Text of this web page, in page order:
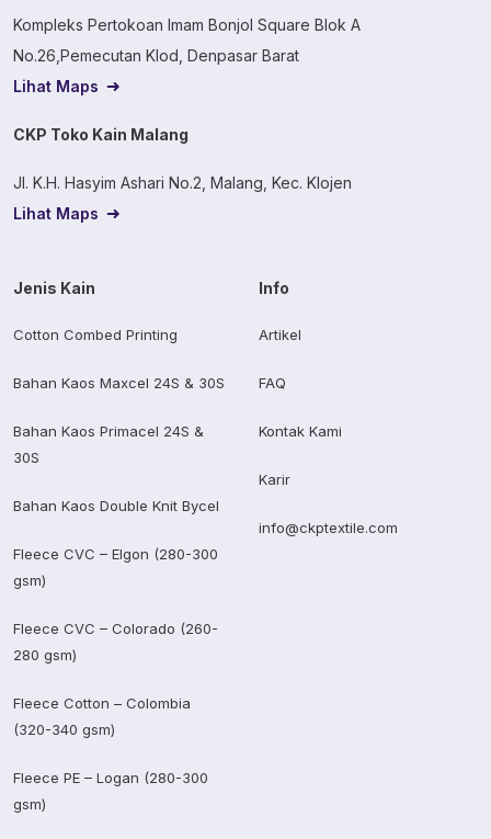
Kompleks Pertokoan Imam Bonjol Square Blok A
No.26,Pemecutan Klod, Denpasar Barat
Lihat Maps
CKP Toko Kain Malang
Jl. K.H. Hasyim Ashari No.2, Malang, Kec. Klojen
Lihat Maps
Jenis Kain
Cotton Combed Printing
Bahan Kaos Maxcel 24S & 30S
Bahan Kaos Primacel 24S &
30S
Bahan Kaos Double Knit Bycel
Fleece CVC – Elgon (280-300
gsm)
Fleece CVC – Colorado (260-
280 gsm)
Fleece Cotton – Colombia
(320-340 gsm)
Fleece PE – Logan (280-300
gsm)
Info
Artikel
FAQ
Kontak Kami
Karir
info@ckptextile.com